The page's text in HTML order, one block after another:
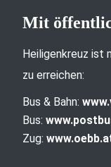
Mit
Heiligenkreuz
zu erreichen:
Bus & Bahn:
Bus:
Zug: